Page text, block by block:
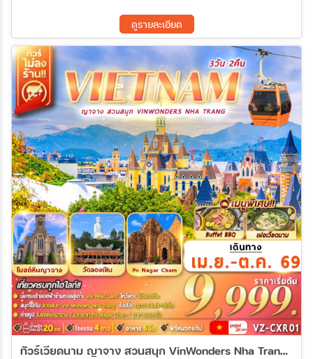
ดูรายละเอียด
ทัวร์เวียดนาม ญาจาง สวนสนุก VinWonders Nha Trang 3วัน 2คืน (VZ)